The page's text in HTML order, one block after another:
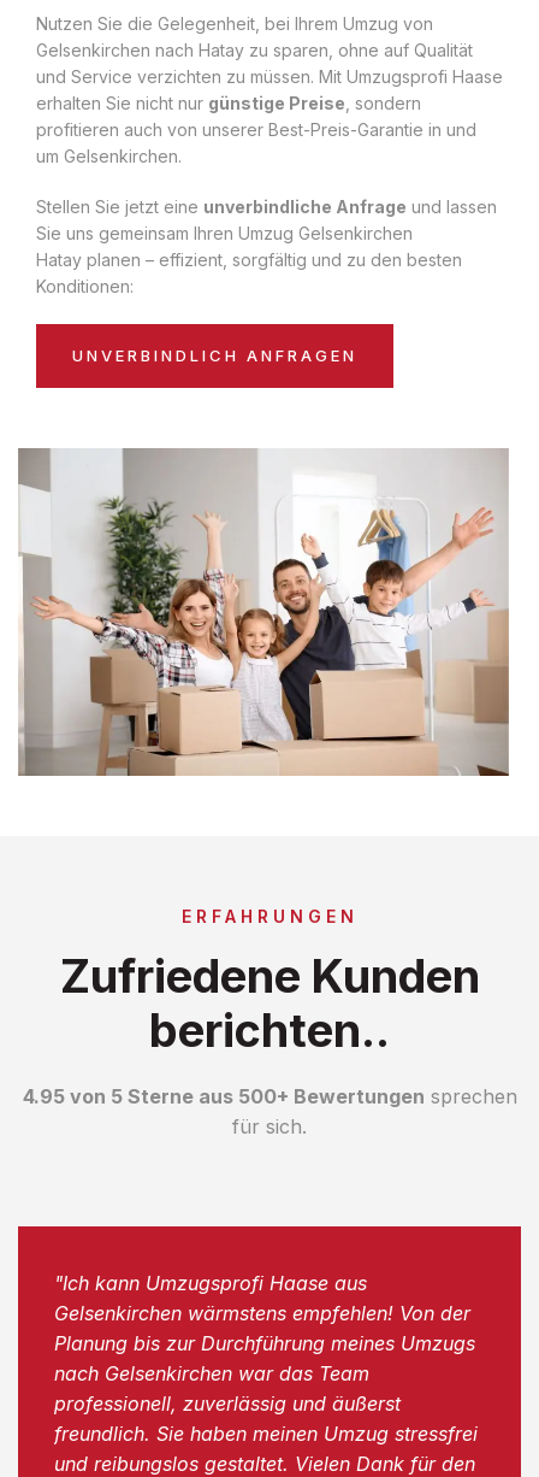
Nutzen Sie die Gelegenheit, bei Ihrem Umzug von
Gelsenkirchen nach Hatay zu sparen, ohne auf Qualität
und Service verzichten zu müssen. Mit Umzugsprofi Haase
erhalten Sie nicht nur günstige Preise , sondern
profitieren auch von unserer Best-Preis-Garantie in und
um Gelsenkirchen.
Stellen Sie jetzt eine unverbindliche Anfrage und lassen
Sie uns gemeinsam Ihren Umzug Gelsenkirchen
Hatay planen – effizient, sorgfältig und zu den besten
Konditionen:
UNVERBINDLICH ANFRAGEN
ERFAHRUNGEN
Zufriedene Kunden
berichten..
4.95 von 5 Sterne aus 500+ Bewertungen sprechen
für sich.
"Ich kann Umzugsprofi Haase aus
Gelsenkirchen wärmstens empfehlen! Von der
Planung bis zur Durchführung meines Umzugs
nach Gelsenkirchen war das Team
professionell, zuverlässig und äußerst
freundlich. Sie haben meinen Umzug stressfrei
und reibungslos gestaltet. Vielen Dank für den